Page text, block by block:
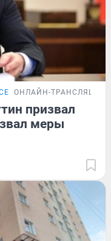
ОНЛАЙН-ТРАНСЛЯЦИЯ
призвал
меры